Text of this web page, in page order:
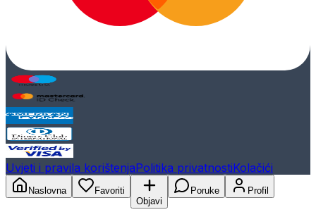
Uvjeti i pravila korištenjaPolitika privatnostiKolačići
Naslovna
Favoriti
Objavi
Poruke Profil